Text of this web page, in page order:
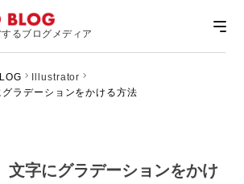
るブログメディア
Illustrator
ラデーションをかける方法
文字にグラデーションをかけ